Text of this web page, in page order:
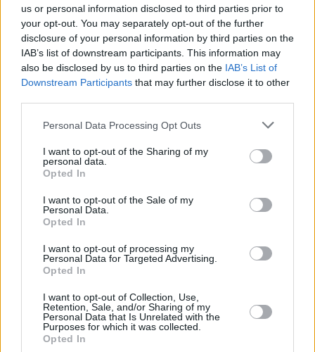
us or personal information disclosed to third parties prior to
your opt-out. You may separately opt-out of the further
disclosure of your personal information by third parties on the
IAB’s list of downstream participants. This information may
also be disclosed by us to third parties on the IAB’s List of
Downstream Participants that may further disclose it to other
Please note that this website/app uses one or more Google
not limited to your visit or usage behaviour. You may click to
grant or deny consent to Google and its third-party tags to
use your data for below specified purposes in below Google
consent section.
Personal Data Processing Opt Outs
I want to opt-out of the Sharing of my
personal data.
Opted In
I want to opt-out of the Sale of my
Personal Data.
Opted In
I want to opt-out of processing my
Personal Data for Targeted Advertising.
Opted In
I want to opt-out of Collection, Use,
Retention, Sale, and/or Sharing of my
Personal Data that Is Unrelated with the
Purposes for which it was collected.
Opted In
29.06.2024, 08:47